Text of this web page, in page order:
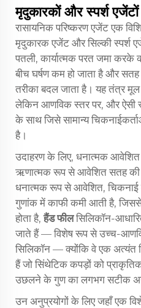
मृदुकारकों और स्पर्श एजेंटों
रासायनिक परिष्करण एजेंट एक
मृदुकारक एजेंट और सिल्की स्पर्श
पतली, कार्यात्मक परत जमा
बीच घर्षण कम हो जाता है और
तरीका बदल जाता है। यह तंत्र
लेकिन आणविक स्तर पर, और ऐसी
के साथ जिसे सामान्य
है।
उदाहरण के लिए, धनात्मक
ऋणात्मक रूप से आवेशित सतह की
धनात्मक रूप से आवेशित, चिकनाई
गुणांक में काफी कमी आती है,
होता है,हैंड फीलसिलिकॉन-
जाते हैं — विशेष रूप से उच्च-
सिलिकॉन — क्योंकि वे एक अत्यंत
हैं जो सिंथेटिक कपड़ों को
उछलने के गुण का लगभग सटीक
उन अनुप्रयोगों के लिए जहाँ एक